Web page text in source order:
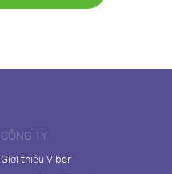
CÔNG TY
Giới thiệu Viber